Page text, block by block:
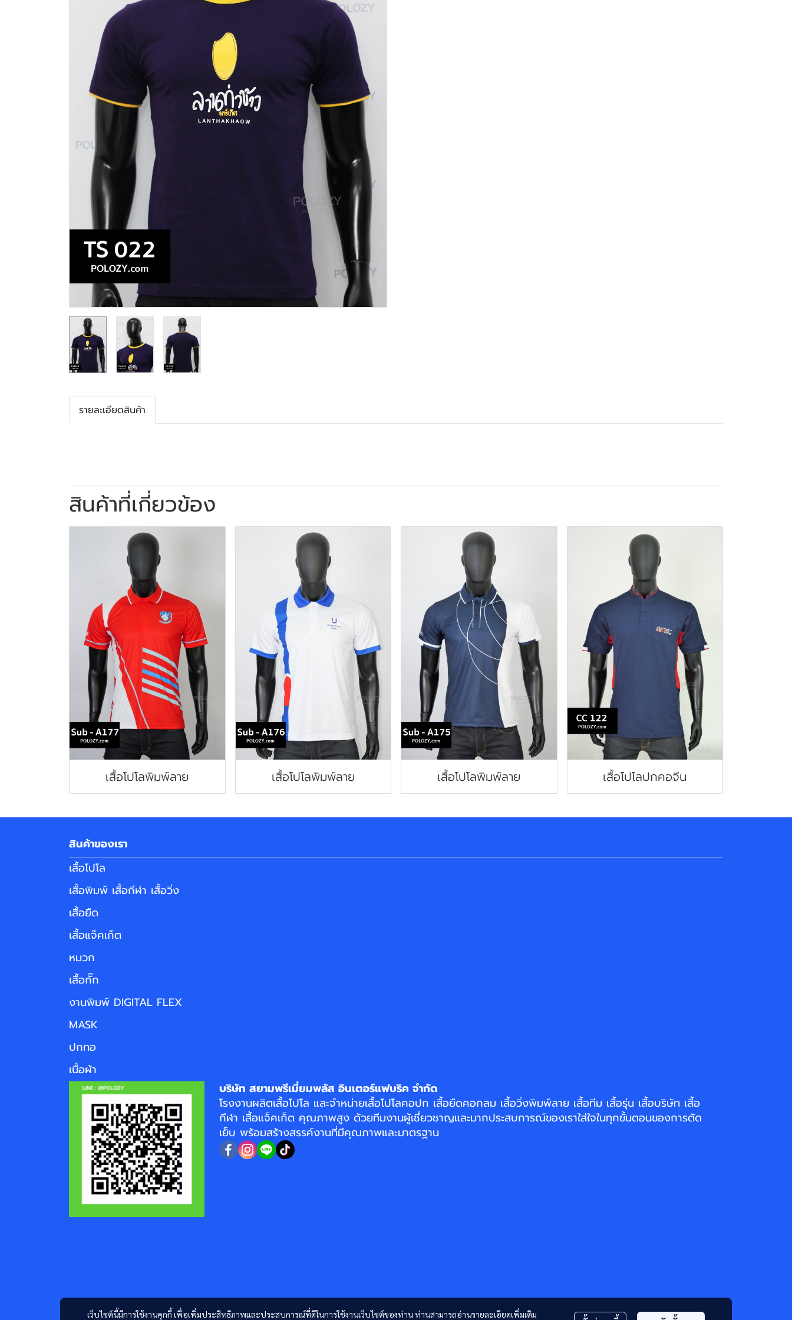
รายละเอียดสินค้า
สินค้าที่เกี่ยวข้อง
เสื้อโปโลพิมพ์ลาย เสื้อโปโลพิมพ์ลาย เสื้อโปโลพิมพ์ลาย เสื้อโปโลปกคอจีน
เว็บไซต์นี้มีการใช้งานคุกกี้ เพื่อเพิ่มประสิทธิภาพและประสบการณ์ที่ดีในการใช้งานเว็บไซต์ของท่าน ท่านสามารถอ่านรายละเอียดเพิ่มเติม
สินค้าของเรา
เสื้อโปโล
เสื้อพิมพ์ เสื้อกีฬา เสื้อวิ่ง
เสื้อยืด
เสื้อแจ็คเก็ต
หมวก
เสื้อกั๊ก
งานพิมพ์ DIGITAL FLEX
MASK
ปกทอ
เนื้อผ้า
บริษัท สยามพรีเมี่ยมพลัส อินเตอร์แฟบริค จำกัด
โรงงานผลิตเสื้อโปโล และจำหน่ายเสื้อโปโลคอปก เสื้อยืดคอกลม เสื้อวิ่งพิมพ์ลาย เสื้อทีม เสื้อรุ่น เสื้อบริษัท เสื้อ
กีฬา เสื้อแจ็คเก็ต คุณภาพสูง ด้วยทีมงานผู้เชี่ยวชาญและมากประสบการณ์ของเราใส่ใจในทุกขั้นตอนของการตัด
เย็บ พร้อมสร้างสรรค์งานที่มีคุณภาพและมาตรฐาน